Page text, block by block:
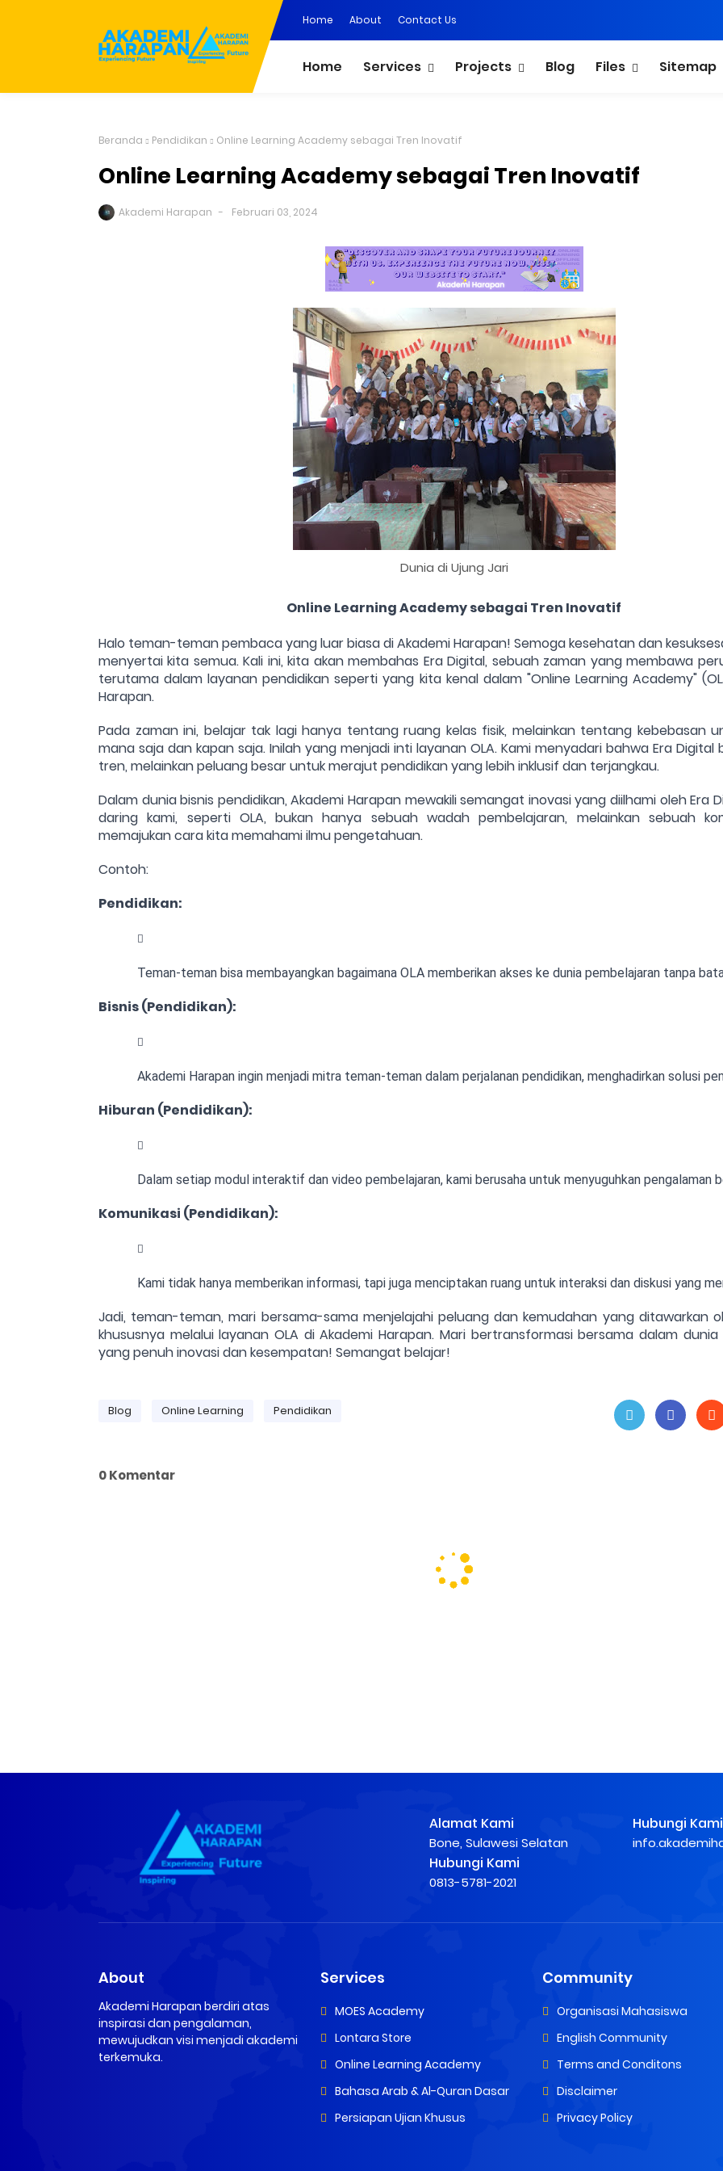
Home About Contact Us
Home Services Projects Blog Files Sitemap
Beranda Pendidikan Online Learning Academy sebagai Tren Inovatif
Online Learning Academy sebagai Tren Inovatif
Akademi Harapan Februari 03, 2024
Dunia di Ujung Jari
Online Learning Academy sebagai Tren Inovatif
Halo teman-teman pembaca yang luar biasa di Akademi Harapan! Semoga kesehatan dan
menyertai kita semua. Kali ini, kita akan membahas Era Digital, sebuah zaman yang membawa
terutama dalam layanan pendidikan seperti yang kita kenal dalam "Online Learning Academy"
Harapan.
Pada zaman ini, belajar tak lagi hanya tentang ruang kelas fisik, melainkan tentang kebebasan
mana saja dan kapan saja. Inilah yang menjadi inti layanan OLA. Kami menyadari bahwa Era Digital
tren, melainkan peluang besar untuk merajut pendidikan yang lebih inklusif dan terjangkau.
Dalam dunia bisnis pendidikan, Akademi Harapan mewakili semangat inovasi yang diilhami oleh Era
daring kami, seperti OLA, bukan hanya sebuah wadah pembelajaran, melainkan sebuah
memajukan cara kita memahami ilmu pengetahuan.
Contoh:
Pendidikan:
Teman-teman bisa membayangkan bagaimana OLA memberikan akses ke dunia pembelajaran tanpa
Bisnis (Pendidikan):
Akademi Harapan ingin menjadi mitra teman-teman dalam perjalanan pendidikan, menghadirkan solusi
Hiburan (Pendidikan):
Dalam setiap modul interaktif dan video pembelajaran, kami berusaha untuk menyuguhkan pengalaman
Komunikasi (Pendidikan):
Kami tidak hanya memberikan informasi, tapi juga menciptakan ruang untuk interaksi dan diskusi yang
Jadi, teman-teman, mari bersama-sama menjelajahi peluang dan kemudahan yang ditawarkan
khususnya melalui layanan OLA di Akademi Harapan. Mari bertransformasi bersama dalam
yang penuh inovasi dan kesempatan! Semangat belajar!
Blog Online Learning Pendidikan
0 Komentar
Alamat Kami
Bone, Sulawesi Selatan
Hubungi Kami
Hubungi Kami
0813-5781-2021
About
Akademi Harapan berdiri atas
inspirasi dan pengalaman,
mewujudkan visi menjadi akademi
terkemuka.
Services
MOES Academy
Lontara Store
Online Learning Academy
Bahasa Arab & Al-Quran Dasar
Persiapan Ujian Khusus
Community
Organisasi Mahasiswa
English Community
Terms and Conditons
Disclaimer
Privacy Policy